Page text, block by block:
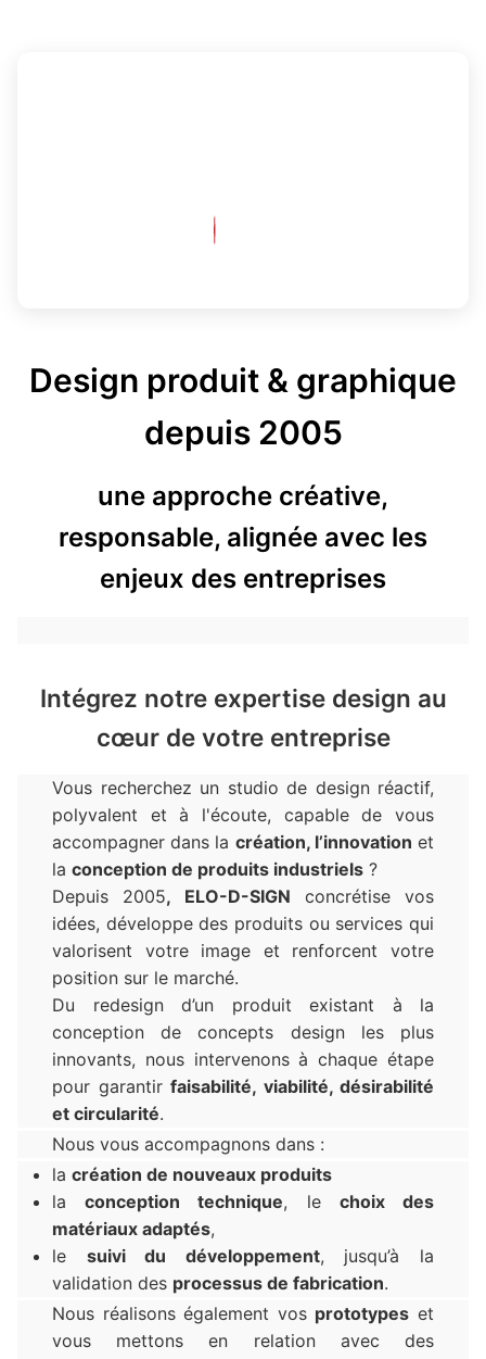
Design produit & graphique
depuis 2005
une approche créative,
responsable, alignée avec les
enjeux des entreprises
Intégrez notre expertise design au
cœur de votre entreprise
Vous recherchez un studio de design réactif,
polyvalent et à l'écoute, capable de vous
accompagner dans la création, l’innovation et
la conception de produits industriels ?
Depuis 2005, ELO-D-SIGN concrétise vos
idées, développe des produits ou services qui
valorisent votre image et renforcent votre
position sur le marché.
Du redesign d’un produit existant à la
conception de concepts design les plus
innovants, nous intervenons à chaque étape
pour garantir faisabilité, viabilité, désirabilité
et circularité.
Nous vous accompagnons dans :
la création de nouveaux produits
laconception technique, le choix des
matériaux adaptés,
le suivi du développement, jusqu’à la
validation des processus de fabrication.
Nous réalisons également vos prototypes et
vous mettons en relation avec des